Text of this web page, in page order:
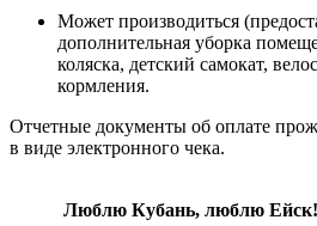
Может производиться
дополнительная уборка
коляска, детский самокат,
кормления.
Отчетные документы об оплате
в виде электронного чека.
Люблю Кубань, люблю